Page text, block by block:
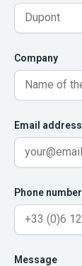
Company
Email address
Phone number
Message